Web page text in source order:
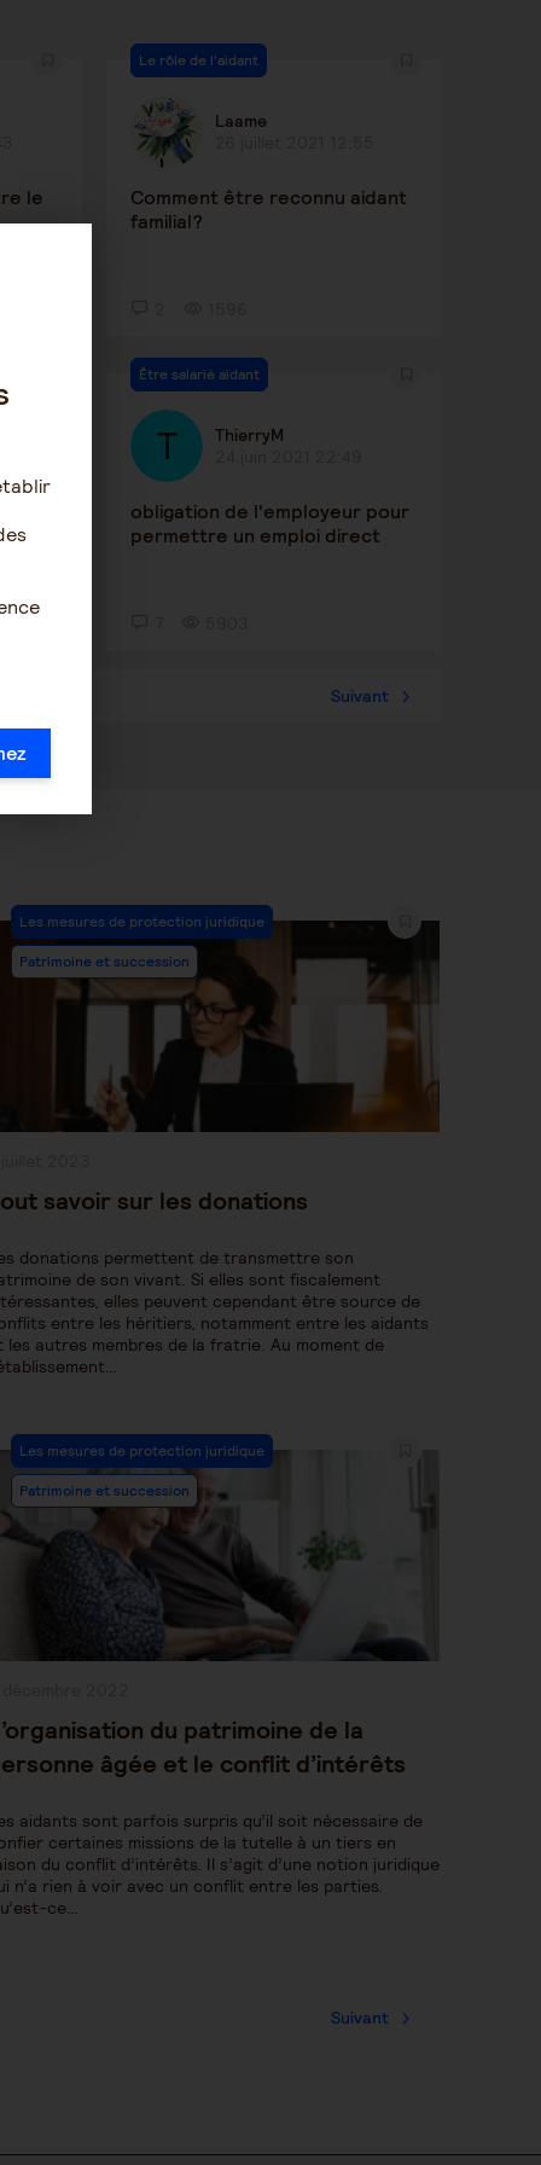
le
Le rôle de l'aidant
Laame
Comment être reconnu aidant
familial?
Être salarié aidant
ThierryM
obligation de l'employeur pour
permettre un emploi direct
Suivant
Post
Category:
Les mesures de protection juridique
Patrimoine et succession
savoir sur les donations
donations permettent de transmettre son
de son vivant. Si elles sont fiscalement
elles peuvent cependant être source de
entre les héritiers, notamment entre les aidants
les autres membres de la fratrie. Au moment de
Post
Category:
Les mesures de protection juridique
Patrimoine et succession
du patrimoine de la
âgée et le conflit d’intérêts
aidants sont parfois surpris qu’il soit nécessaire de
certaines missions de la tutelle à un tiers en
du conflit d’intérêts. Il s’agit d’une notion juridique
n’a rien à voir avec un conflit entre les parties.
ce…
Suivant